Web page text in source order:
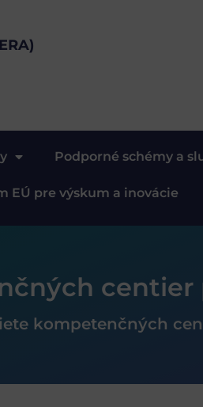
Podporné schémy a
EÚ pre výskum a inovácie
centier
kompetenčných